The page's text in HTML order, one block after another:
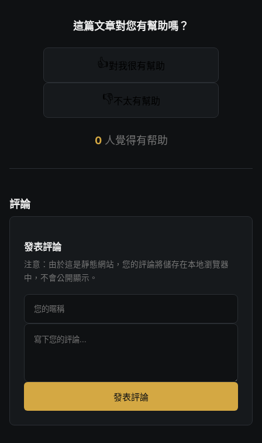
這篇文章對您有幫助嗎？
👍對我很有幫助
👎 不太有幫助
0人覺得有帮助
評論
發表評論
注意：由於這是靜態網站，您的評論將儲存在本地瀏覽器
中，不會公開顯示。
發表評論